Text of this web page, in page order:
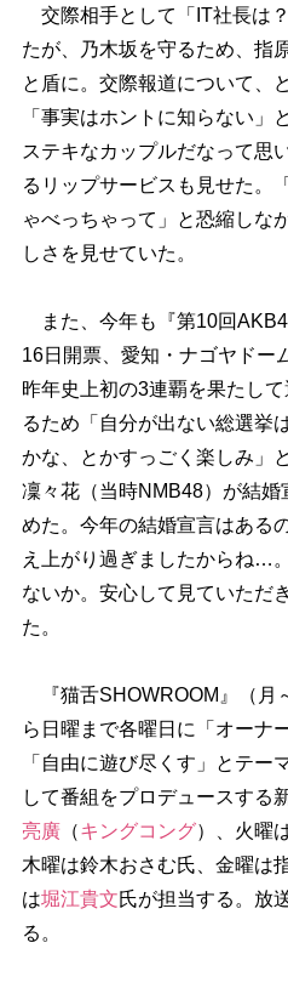
交際相手として「IT社長は
たが、乃木坂を守るため、指
と盾に。交際報道について、
「事実はホントに知らない」
ステキなカップルだなって思
るリップサービスも見せた。
ゃべっちゃって」と恐縮しな
しさを見せていた。
また、今年も『第10回
16日開票、愛知・ナゴヤドー
昨年史上初の3連覇を果たして
るため「自分が出ない総選挙
かな、とかすっごく楽しみ」
凜々花（当時NMB48）が結
めた。今年の結婚宣言はある
え上がり過ぎましたからね…
ないか。安心して見ていただ
た。
『猫舌SHOWROOM』（
ら日曜まで各曜日に「オーナ
「自由に遊び尽くす」とテー
して番組をプロデュースする
亮廣（キングコング）、火曜
木曜は鈴木おさむ氏、金曜は
は堀江貴文氏が担当する。放
る。